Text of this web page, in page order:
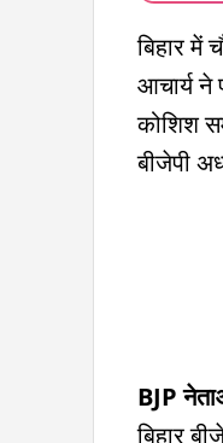
बिहार में
आचार्य ने
कोशिश
बीजेपी
BJP
बिहार